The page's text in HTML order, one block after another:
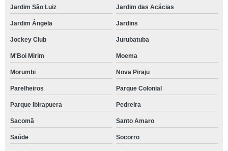
Jardim São Luiz Jardim das Acácias
Jardim Ângela Jardins
Jockey Club Jurubatuba
M'Boi Mirim Moema
Morumbi Nova Piraju
Parelheiros Parque Colonial
Parque Ibirapuera Pedreira
Sacomã Santo Amaro
Saúde Socorro